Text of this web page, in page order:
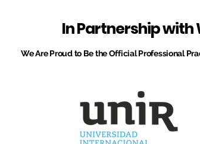
In Partnership
We Are Proud to Be the Official Professional